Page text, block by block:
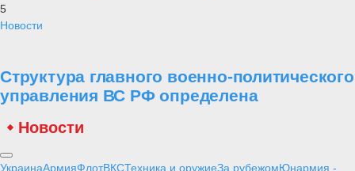
5
Новости
Структура главного военно-политического
управления ВС РФ определена
Новости
УкраинаАрмияФлотВКСТехника и оружиеЗа рубежомЮнармия -